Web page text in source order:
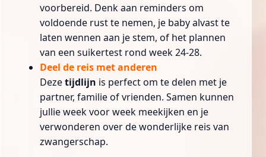
voorbereid. Denk aan reminders om
voldoende rust te nemen, je baby alvast te
laten wennen aan je stem, of het plannen
van een suikertest rond week 24-28.
Deel de reis met anderen
Dezetijdlijn is perfect om te delen met je
partner, familie of vrienden. Samen kunnen
jullie week voor week meekijken en je
verwonderen over de wonderlijke reis van
zwangerschap.